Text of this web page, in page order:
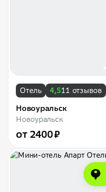
Отель 4,511 отзывов
Новоуральск
Новоуральск
от 2400 ₽